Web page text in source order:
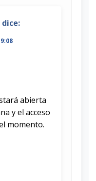
dice:
abierta
y el acceso
momento.